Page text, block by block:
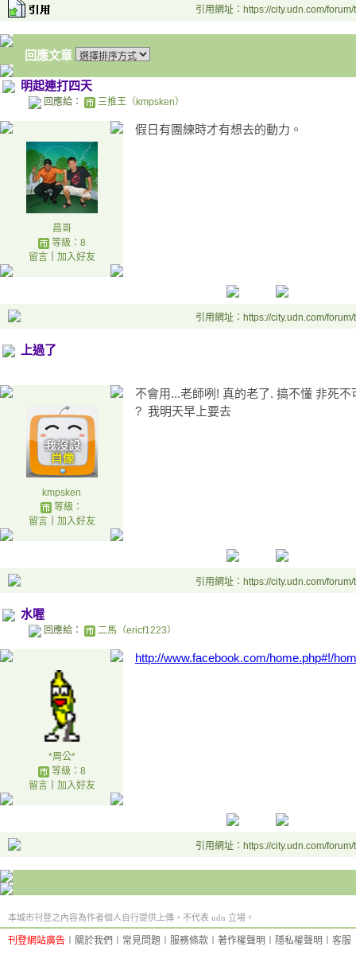
引用網址：https://city.udn.com/
回應文章
明起連打四天
回應給： 三推王（kmpsken）
昌哥
等級：8
留言｜ 加入好友
假日有團練時才有想去的動力。
引用網址：https://city.udn.com/
上過了
kmpsken
等級：
留言｜ 加入好友
不會用...老師咧! 真的老了. 搞不懂 非死
? 我明天早上要去
引用網址：https://city.udn.com/
水喔
回應給： 二馬（ericf1223）
*周公*
等級：8
留言｜ 加入好友
http://www.facebook.com/home.php#!/
引用網址：https://city.udn.com/
本城市刊登之內容為作者個人自行提供上傳，不代表 udn 立場。
刊登網站廣告 關於我們 常見問題 服務條款 著作權聲明 隱私權聲明 客服